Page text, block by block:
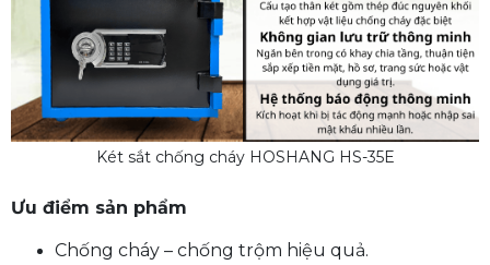
Két sắt chống cháy HOSHANG HS-35E
Ưu điểm sản phẩm
Chống cháy – chống trộm hiệu quả.